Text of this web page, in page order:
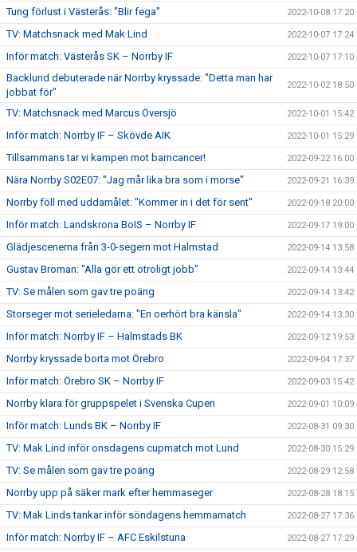
Tung förlust i Västerås: "Blir fega" 2022-10-08 17:20
TV: Matchsnack med Mak Lind 2022-10-07 17:24
Inför match: Västerås SK – Norrby IF 2022-10-07 17:10
Backlund debuterade när Norrby kryssade: "Detta man har
jobbat för"
2022-10-02 18:50
TV: Matchsnack med Marcus Översjö 2022-10-01 15:42
Inför match: Norrby IF – Skövde AIK 2022-10-01 15:29
Tillsammans tar vi kampen mot barncancer! 2022-09-22 16:00
Nära Norrby S02E07: "Jag mår lika bra som i morse" 2022-09-21 16:39
Norrby föll med uddamålet: "Kommer in i det för sent" 2022-09-18 20:00
Inför match: Landskrona BoIS – Norrby IF 2022-09-17 19:00
Glädjescenerna från 3-0-segern mot Halmstad 2022-09-14 13:58
Gustav Broman: "Alla gör ett otroligt jobb" 2022-09-14 13:44
TV: Se målen som gav tre poäng 2022-09-14 13:42
Storseger mot serieledarna: "En oerhört bra känsla" 2022-09-14 13:30
Inför match: Norrby IF – Halmstads BK 2022-09-12 19:53
Norrby kryssade borta mot Örebro 2022-09-04 17:37
Inför match: Örebro SK – Norrby IF 2022-09-03 15:42
Norrby klara för gruppspelet i Svenska Cupen 2022-09-01 10:09
Inför match: Lunds BK – Norrby IF 2022-08-31 09:30
TV: Mak Lind inför onsdagens cupmatch mot Lund 2022-08-30 15:29
TV: Se målen som gav tre poäng 2022-08-29 12:58
Norrby upp på säker mark efter hemmaseger 2022-08-28 18:15
TV: Mak Linds tankar inför söndagens hemmamatch 2022-08-27 17:36
Inför match: Norrby IF – AFC Eskilstuna 2022-08-27 17:29